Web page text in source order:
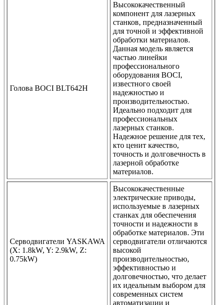
Голова BOCI BLT642H
Высококачественный
компонент для лазерных
станков, предназначенный
для точной и эффективной
обработки материалов.
Данная модель является
частью линейки
профессионального
оборудования BOCI,
известного своей
надежностью и
производительностью.
Идеально подходит для
профессиональных
лазерных станков.
Надежное решение для тех,
кто ценит качество,
точность и долговечность в
лазерной обработке
материалов.
Серводвигатели YASKAWA
(X: 1.8kW, Y: 2.9kW, Z:
0.75kW)
Высококачественные
электрические приводы,
используемые в лазерных
станках для обеспечения
точности и надежности в
обработке материалов. Эти
серводвигатели отличаются
высокой
производительностью,
эффективностью и
долговечностью, что делает
их идеальным выбором для
современных систем
автоматизации и